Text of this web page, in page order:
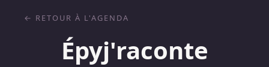
Épyj'raconte
RETOUR À L'AGENDA